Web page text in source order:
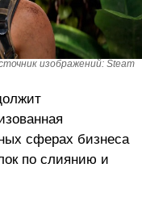
изображений: Steam
сферах бизнеса
по слиянию и